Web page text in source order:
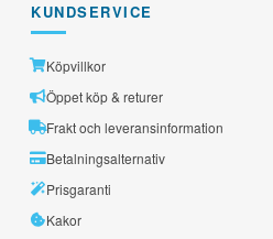
KUNDSERVICE
Köpvillkor
Öppet köp & returer
Frakt och leveransinformation
Betalningsalternativ
Prisgaranti
Kakor